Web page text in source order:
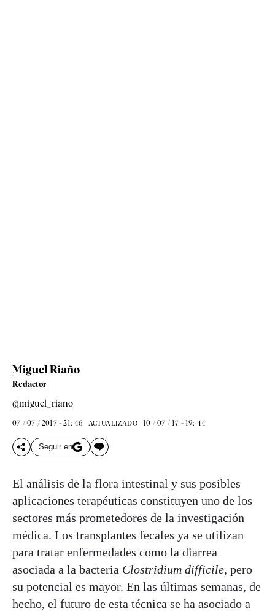
Miguel Riaño
Redactor
@miguel_riano
07 / 07 / 2017 - 21: 46 ACTUALIZADO 10 / 07 / 17 - 19: 44
Seguir en
El análisis de la flora intestinal y sus posibles
aplicaciones terapéuticas constituyen uno de los
sectores más prometedores de la investigación
médica. Los transplantes fecales ya se utilizan
para tratar enfermedades como la diarrea
asociada a la bacteria Clostridium difficile, pero
su potencial es mayor. En las últimas semanas, de
hecho, el futuro de esta técnica se ha asociado a